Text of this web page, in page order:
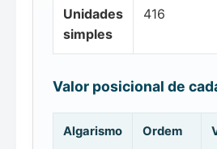
Unidades
simples
416
Valor posicional de
Algarismo Ordem